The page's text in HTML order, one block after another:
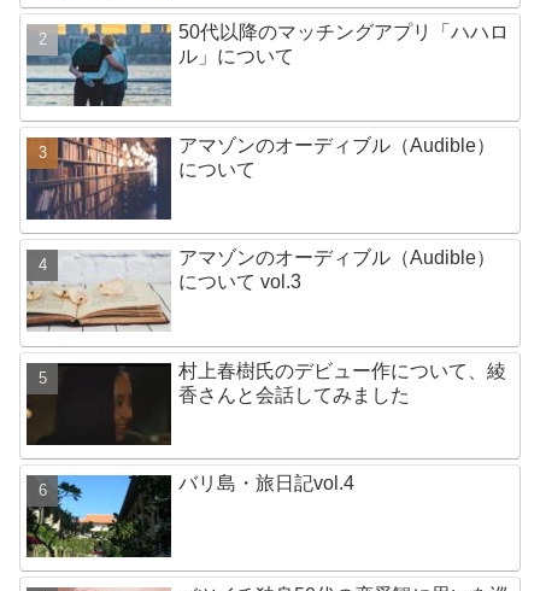
50代以降のマッチングアプリ「ハハロ
ル」について
アマゾンのオーディブル（Audible）
について
アマゾンのオーディブル（Audible）
について vol.3
村上春樹氏のデビュー作について、綾
香さんと会話してみました
バリ島・旅日記vol.4